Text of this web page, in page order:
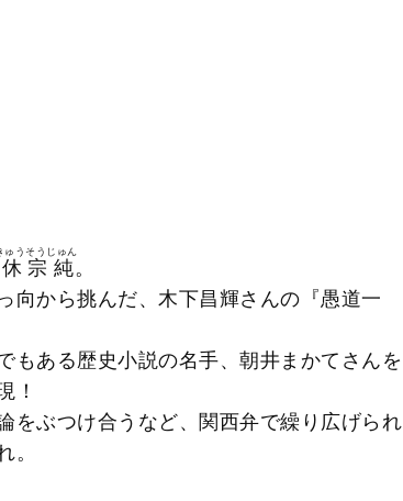
宗純
ゅうそうじゅん
。
向から挑んだ、木下昌輝さんの『愚道一
もある歴史小説の名手、朝井まかてさんを
！
をぶつけ合うなど、関西弁で繰り広げられ
。